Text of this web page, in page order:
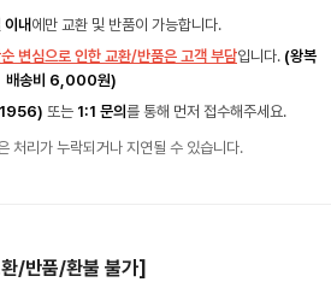
이내 에만 교환 및 반품이 가능합니다.
변심으로 인한 교환/반품은 고객 부담입니다. (왕복
배송비 6,000원)
또는 1:1 문의 를 통해 먼저 접수해주세요.
처리가 누락되거나 지연될 수 있습니다.
/반품/환불 불가]